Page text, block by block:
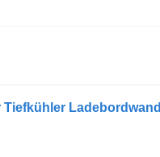
Tiefkühler Ladebordwand